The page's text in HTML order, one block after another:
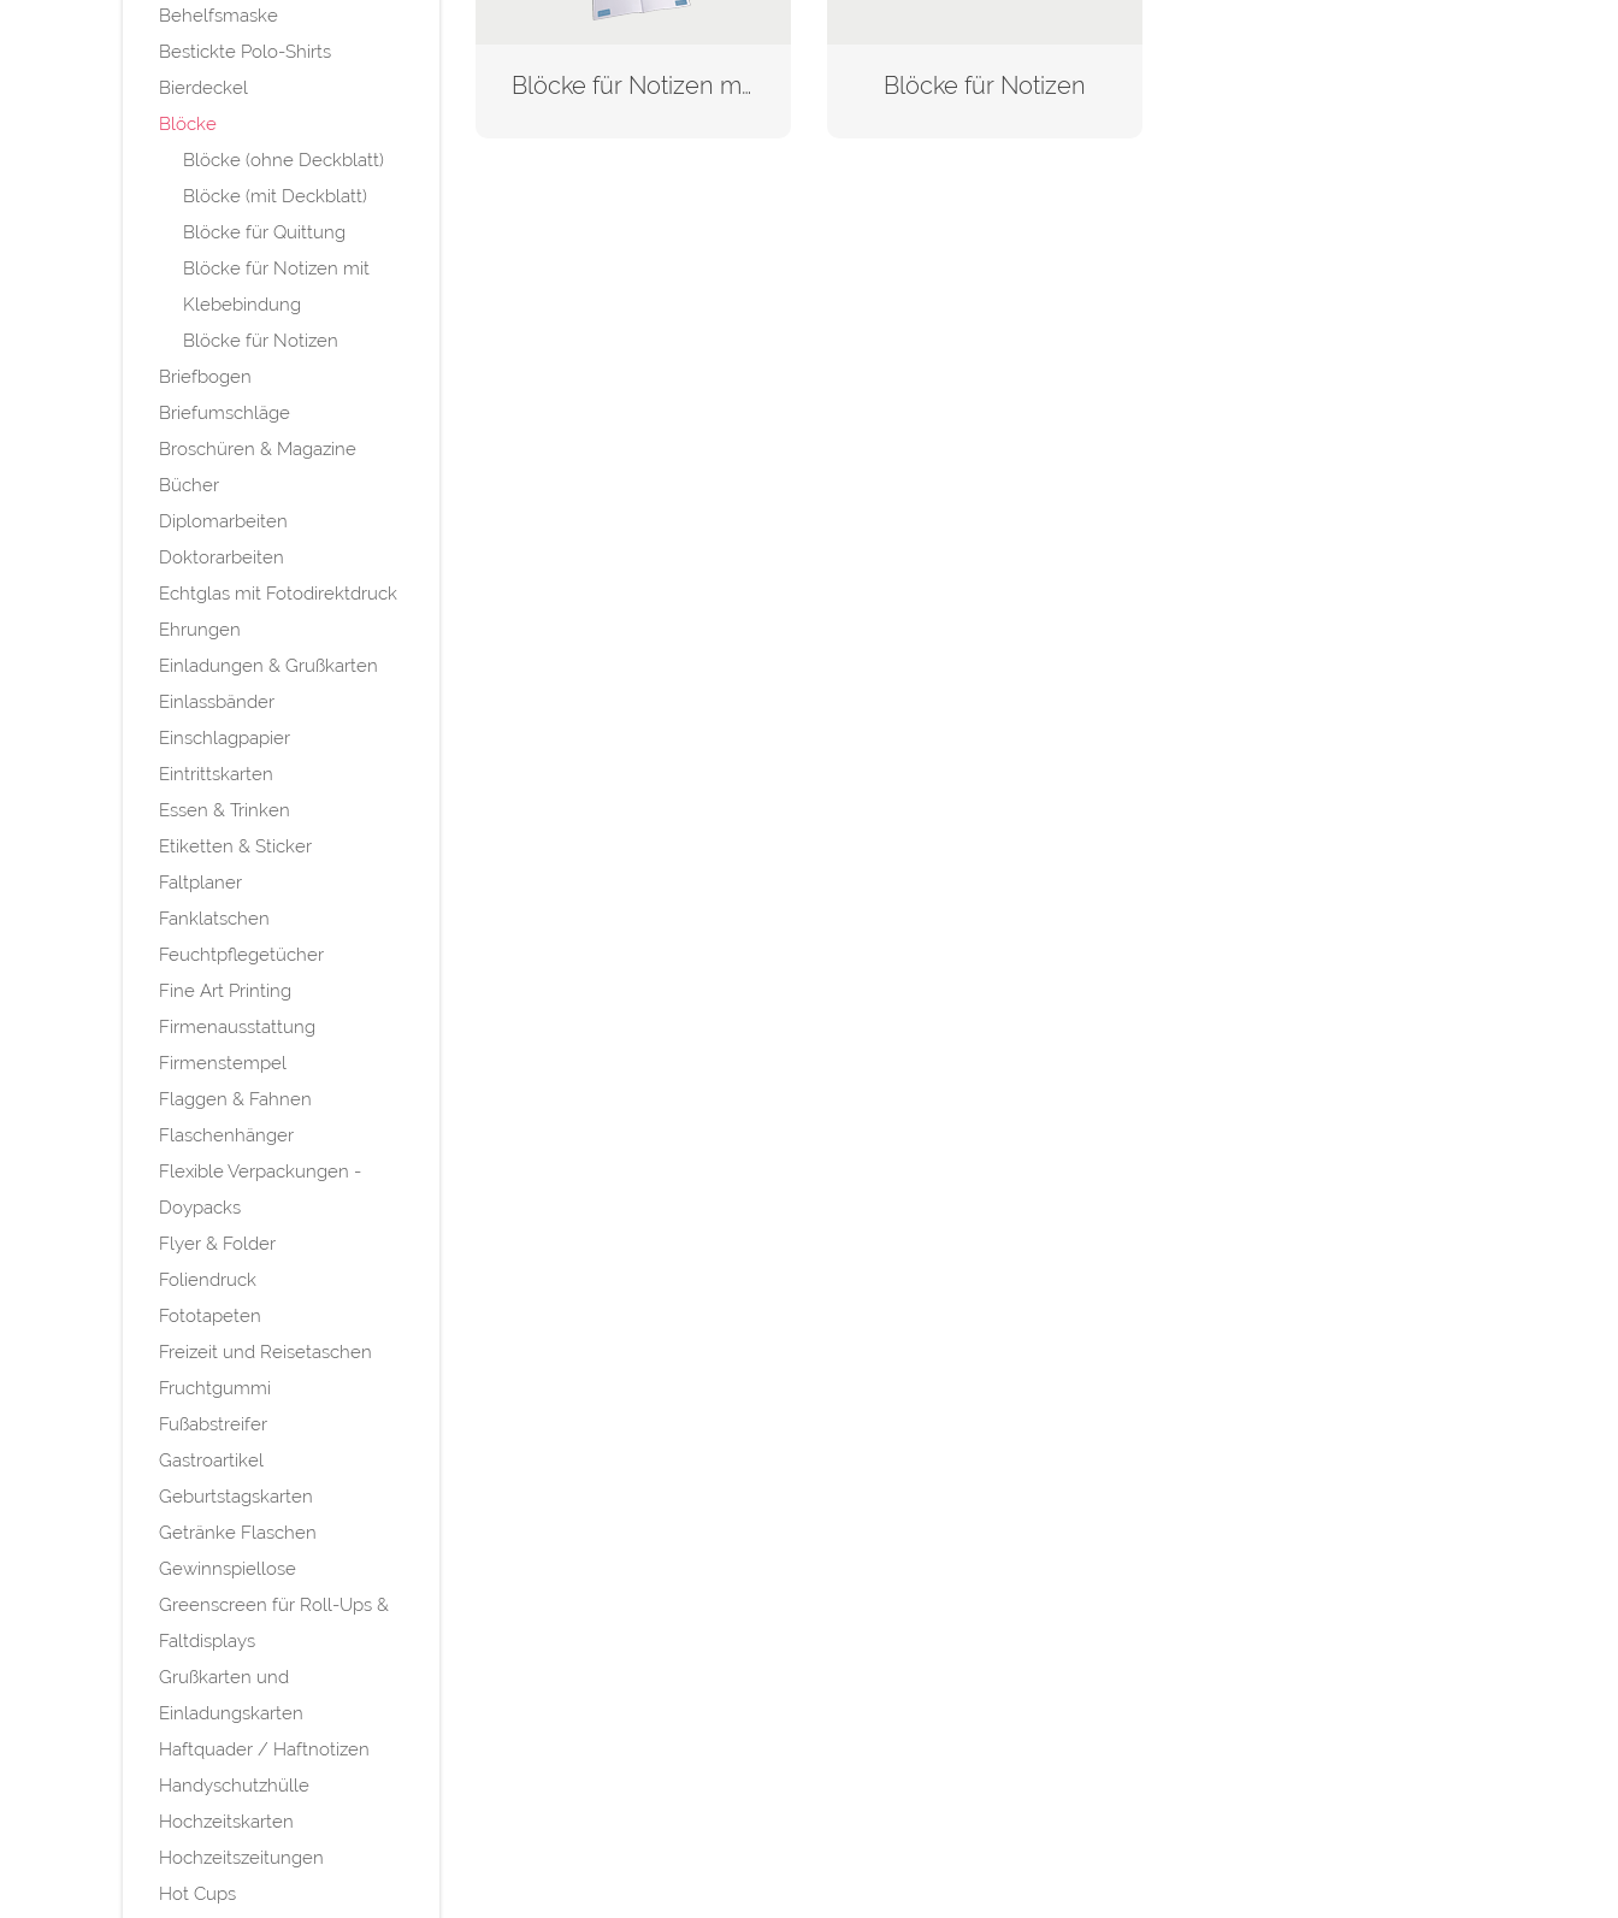
Behelfsmaske
Bestickte Polo-Shirts
Bierdeckel
Blöcke
Blöcke (ohne Deckblatt)
Blöcke (mit Deckblatt)
Blöcke für Quittung
Blöcke für Notizen mit
Klebebindung
Blöcke für Notizen
Briefbogen
Briefumschläge
Broschüren & Magazine
Bücher
Diplomarbeiten
Doktorarbeiten
Echtglas mit Fotodirektdruck
Ehrungen
Einladungen & Grußkarten
Einlassbänder
Einschlagpapier
Eintrittskarten
Essen & Trinken
Etiketten & Sticker
Faltplaner
Fanklatschen
Feuchtpflegetücher
Fine Art Printing
Firmenausstattung
Firmenstempel
Flaggen & Fahnen
Flaschenhänger
Flexible Verpackungen -
Doypacks
Flyer & Folder
Foliendruck
Fototapeten
Freizeit und Reisetaschen
Fruchtgummi
Fußabstreifer
Gastroartikel
Geburtstagskarten
Getränke Flaschen
Gewinnspiellose
Greenscreen für Roll-Ups &
Faltdisplays
Grußkarten und
Einladungskarten
Haftquader / Haftnotizen
Handyschutzhülle
Hochzeitskarten
Hochzeitszeitungen
Hot Cups
Blöcke für Notizen mit Klebebindung Blöcke für Notizen